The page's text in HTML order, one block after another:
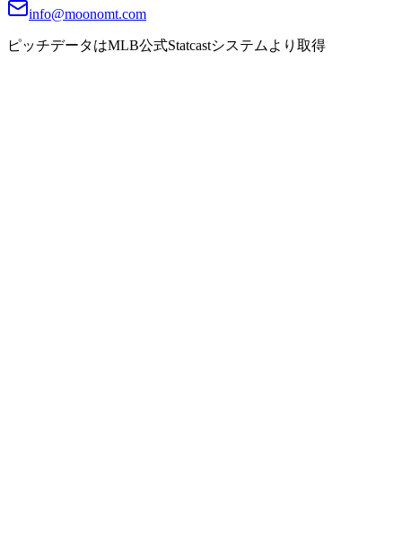
info@moonomt.com
ピッチデータはMLB公式Statcastシステムより取得